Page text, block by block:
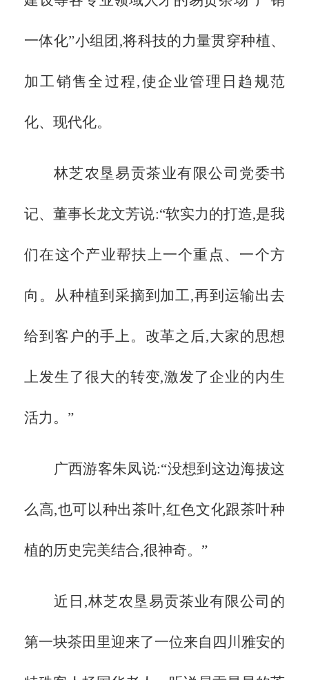
一体化”小组团,将科技的力量贯穿种植、
加工销售全过程,使企业管理日趋规范
化、现代化。
林芝农垦易贡茶业有限公司党委书
记、董事长龙文芳说:“软实力的打造,是我
们在这个产业帮扶上一个重点、一个方
向。从种植到采摘到加工,再到运输出去
给到客户的手上。改革之后,大家的思想
上发生了很大的转变,激发了企业的内生
活力。”
广西游客朱凤说:“没想到这边海拔这
么高,也可以种出茶叶,红色文化跟茶叶种
植的历史完美结合,很神奇。”
近日,林芝农垦易贡茶业有限公司的
第一块茶田里迎来了一位来自四川雅安的